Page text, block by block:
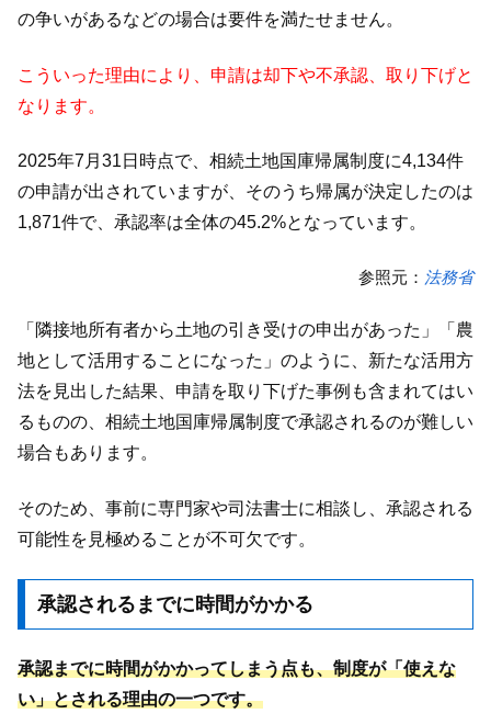
の争いがあるなどの場合は要件を満たせません。
こういった理由により、申請は却下や不承認、取り下げと
なります。
2025年7月31日時点で、相続土地国庫帰属制度に4,134件
の申請が出されていますが、そのうち帰属が決定したのは
1,871件で、承認率は全体の45.2%となっています。
参照元： 法務省
「隣接地所有者から土地の引き受けの申出があった」「農
地として活用することになった」のように、新たな活用方
法を見出した結果、申請を取り下げた事例も含まれてはい
るものの、相続土地国庫帰属制度で承認されるのが難しい
場合もあります。
そのため、事前に専門家や司法書士に相談し、承認される
可能性を見極めることが不可欠です。
承認されるまでに時間がかかる
承認までに時間がかかってしまう点も、制度が「使えな
い」とされる理由の一つです。